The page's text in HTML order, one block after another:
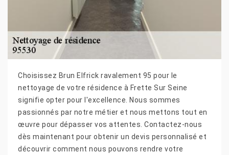
Choisissez Brun Elfrick ravalement 95 pour le
nettoyage de votre résidence à Frette Sur Seine
signifie opter pour l'excellence. Nous sommes
passionnés par notre métier et nous mettons tout en
œuvre pour dépasser vos attentes. Contactez-nous
dès maintenant pour obtenir un devis personnalisé et
découvrir comment nous pouvons rendre votre